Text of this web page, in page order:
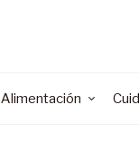
Alimentación